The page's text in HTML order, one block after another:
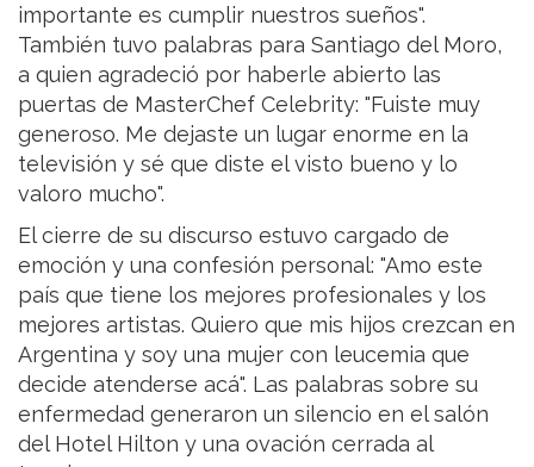
importante es cumplir nuestros sueños".
También tuvo palabras para Santiago del Moro,
a quien agradeció por haberle abierto las
puertas de MasterChef Celebrity: "Fuiste muy
generoso. Me dejaste un lugar enorme en la
televisión y sé que diste el visto bueno y lo
valoro mucho".
El cierre de su discurso estuvo cargado de
emoción y una confesión personal: "Amo este
país que tiene los mejores profesionales y los
mejores artistas. Quiero que mis hijos crezcan en
Argentina y soy una mujer con leucemia que
decide atenderse acá". Las palabras sobre su
enfermedad generaron un silencio en el salón
del Hotel Hilton y una ovación cerrada al